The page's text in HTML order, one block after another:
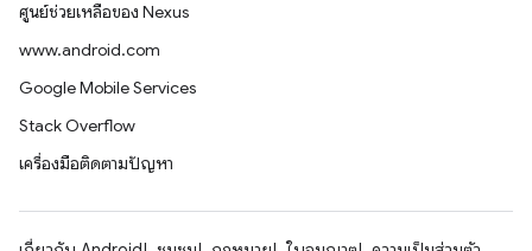
ศูนย์ช่วยเหลือของ Nexus
www.android.com
Google Mobile Services
Stack Overflow
เครื่องมือติดตามปัญหา